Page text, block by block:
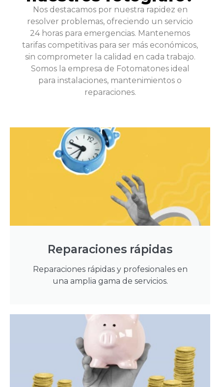
Nos destacamos por nuestra rapidez en
resolver problemas, ofreciendo un servicio
24 horas para emergencias. Mantenemos
tarifas competitivas para ser más económicos,
sin comprometer la calidad en cada trabajo.
Somos la empresa de Fotomatones ideal
para instalaciones, mantenimientos o
reparaciones.
Reparaciones rápidas
Reparaciones rápidas y profesionales en
una amplia gama de servicios.